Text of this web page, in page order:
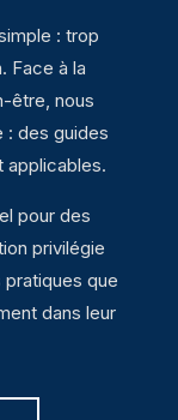
: trop
Face à la
être, nous
: des guides
applicables.
pour des
privilégie
pratiques que
dans leur